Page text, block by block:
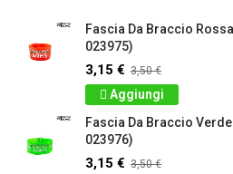
Fascia Da Braccio
023975)
3,15 € 3,50 €
Aggiungi
Fascia Da Braccio
023976)
3,15 € 3,50 €